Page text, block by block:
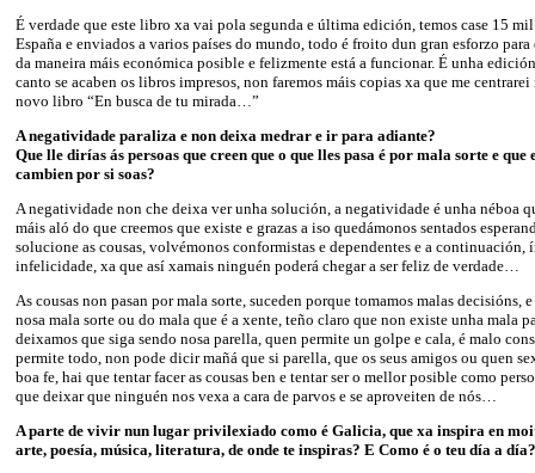
É verdade que este libro xa vai pola segunda e última edición, temos case 15
España e enviados a varios países do mundo, todo é froito dun gran esforzo
da maneira máis económica posible e felizmente está a funcionar. É unha
canto se acaben os libros impresos, non faremos máis copias xa que me
novo libro “En busca de tu mirada…”
A negatividade paraliza e non deixa medrar e ir para adiante?
Que lle dirías ás persoas que creen que o que lles pasa é por mala sorte e que
cambien por si soas?
A negatividade non che deixa ver unha solución, a negatividade é unha néboa
máis aló do que creemos que existe e grazas a iso quedámonos sentados
solucione as cousas, volvémonos conformistas e dependentes e a continuación,
infelicidade, xa que así xamais ninguén poderá chegar a ser feliz de verdade…
As cousas non pasan por mala sorte, suceden porque tomamos malas decisións,
nosa mala sorte ou do mala que é a xente, teño claro que non existe unha mala
deixamos que siga sendo nosa parella, quen permite un golpe e cala, é malo
permite todo, non pode dicir mañá que si parella, que os seus amigos ou quen
boa fe, hai que tentar facer as cousas ben e tentar ser o mellor posible como
que deixar que ninguén nos vexa a cara de parvos e se aproveiten de nós…
A parte de vivir nun lugar privilexiado como é Galicia, que xa inspira en
arte, poesía, música, literatura, de onde te inspiras? E Como é o teu día a día?